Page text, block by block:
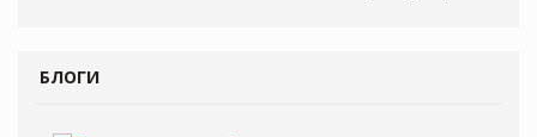
БЛОГИ